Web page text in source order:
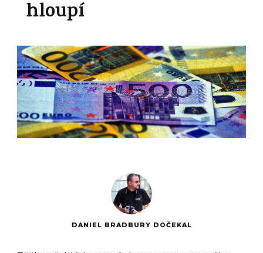
hloupí
DANIEL BRADBURY DOČEKAL